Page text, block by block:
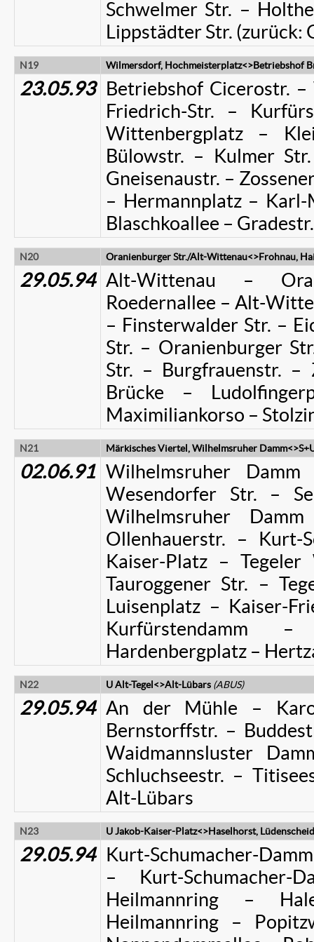
Schwelmer Str. –
Lippstädter Str. (zurück:
N19 Wilmersdorf, Hochmeisterplatz<>Betriebshof
23.05.93 Betriebshof Cicerostr.
Friedrich-Str. –
Wittenbergplatz –
Bülowstr. – Kulmer
Gneisenaustr. –
– Hermannplatz – Karl-
Blaschkoallee – Gradestr.
N20 Oranienburger Str./Alt-Wittenau<>Frohnau,
29.05.94 Alt-Wittenau –
Roedernallee – Alt-
– Finsterwalder Str. –
Str. – Oranienburger
Str. – Burgfrauenstr. –
Brücke –
Maximiliankorso –
N21 Märkisches Viertel, Wilhelmsruher
02.06.91 Wilhelmsruher
Wesendorfer Str. –
Wilhelmsruher
Ollenhauerstr. – Kurt-
Kaiser-Platz –
Tauroggener Str. –
Luisenplatz – Kaiser-
Kurfürstendamm
Hardenbergplatz –
N22 U Alt-Tegel<>Alt-Lübars (ABUS)
29.05.94 An der Mühle –
Bernstorffstr. –
Waidmannsluster
Schluchseestr. –
Alt-Lübars
N23 U Jakob-Kaiser-Platz<>Haselhorst,
29.05.94 Kurt-Schumacher-
– Kurt-
Heilmannring –
Heilmannring –